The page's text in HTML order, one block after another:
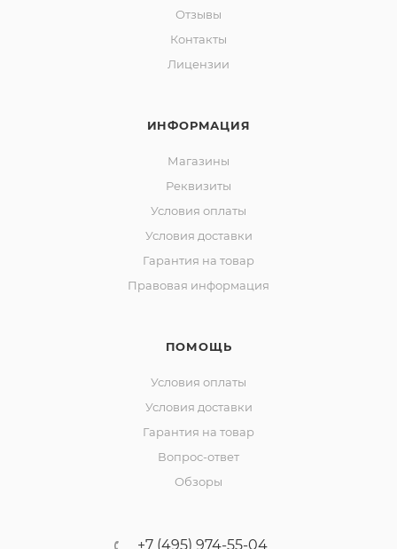
Отзывы
Контакты
Лицензии
ИНФОРМАЦИЯ
Магазины
Реквизиты
Условия оплаты
Условия доставки
Гарантия на товар
Правовая информация
ПОМОЩЬ
Условия оплаты
Условия доставки
Гарантия на товар
Вопрос-ответ
Обзоры
+7 (495) 974-55-04